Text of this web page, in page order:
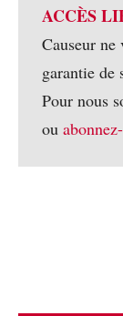
ACCÈS
Causeur ne
garantie de
Pour nous
ou